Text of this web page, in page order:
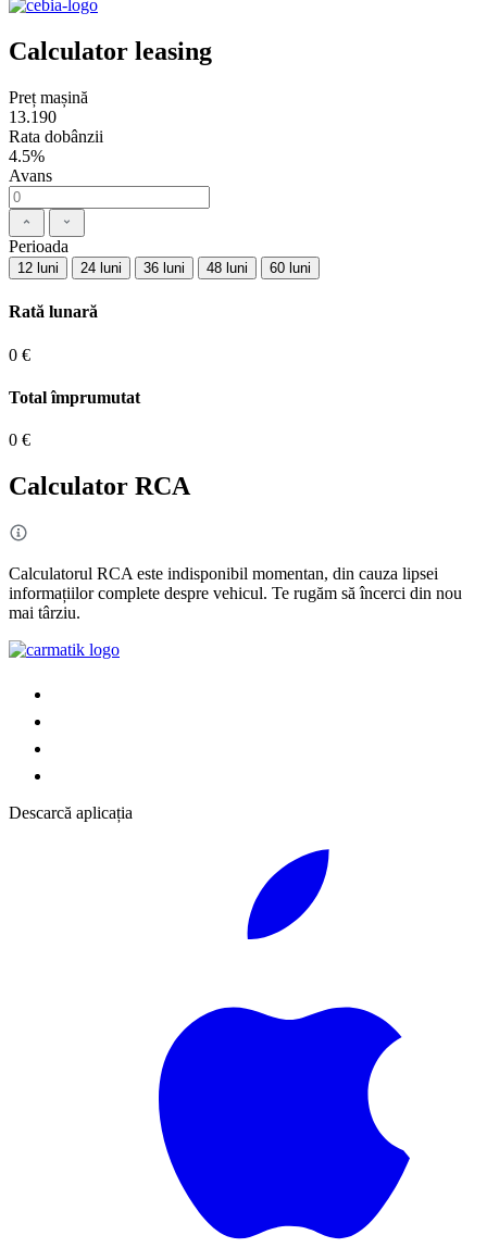
Calculator leasing
Preț mașină
13.190
Rata dobânzii
4.5%
Avans
Perioada
12 luni 24 luni 36 luni 48 luni 60 luni
Rată lunară
0 €
Total împrumutat
0 €
Calculator RCA
Calculatorul RCA este indisponibil momentan, din cauza lipsei
informațiilor complete despre vehicul. Te rugăm să încerci din nou
mai târziu.
Descarcă aplicația